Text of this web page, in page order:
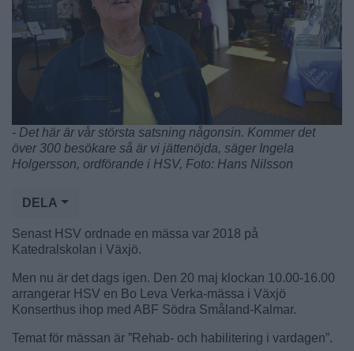
- Det här är vår största satsning någonsin. Kommer det
över 300 besökare så är vi jättenöjda, säger Ingela
Holgersson, ordförande i HSV, Foto: Hans Nilsson
DELA
Senast HSV ordnade en mässa var 2018 på
Katedralskolan i Växjö.
Men nu är det dags igen. Den 20 maj klockan 10.00-16.00
arrangerar HSV en Bo Leva Verka-mässa i Växjö
Konserthus ihop med ABF Södra Småland-Kalmar.
Temat för mässan är ”Rehab- och habilitering i vardagen”.